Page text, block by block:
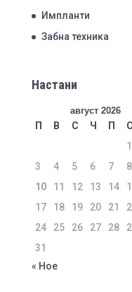
Импланти
Забна техника
Настани
август 2026
П В С Ч П С
1
3
4 5 6 7 8
10
11 12 13 14
17
18 19 20 21
24
25 26 27 28
31
« Ное